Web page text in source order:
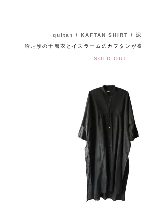
quitan / KAFTAN SHIRT /
哈尼族の千層衣とイスラームのカフタンが
SOLD OUT